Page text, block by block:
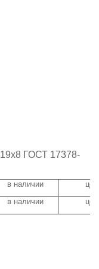
ГОСТ 17378-
в наличии
в наличии